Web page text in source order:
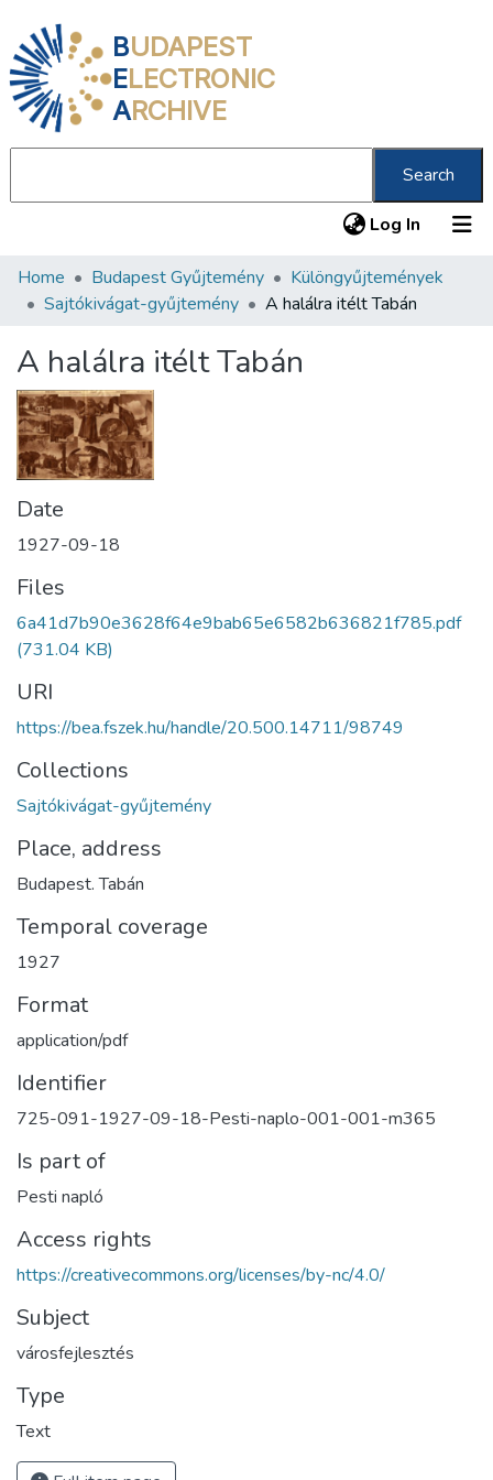
BUDAPEST
ELECTRONIC
ARCHIVE
Search
Log In (current)
Communities & Collections
Statistics
About us
Home Budapest Gyűjtemény
Különgyűjtemények
Sajtókivágat-gyűjtemény
A halálra itélt Tabán
A halálra itélt Tabán
Date
1927-09-18
Files
6a41d7b90e3628f64e9bab65e6582b636821f785.pdf
(731.04 KB)
URI
https://bea.fszek.hu/handle/20.500.14711/98749
Collections
Sajtókivágat-gyűjtemény
Place, address
Budapest. Tabán
Temporal coverage
1927
Format
application/pdf
Identifier
725-091-1927-09-18-Pesti-naplo-001-001-m365
Is part of
Pesti napló
Access rights
https://creativecommons.org/licenses/by-nc/4.0/
Subject
városfejlesztés
Type
Text